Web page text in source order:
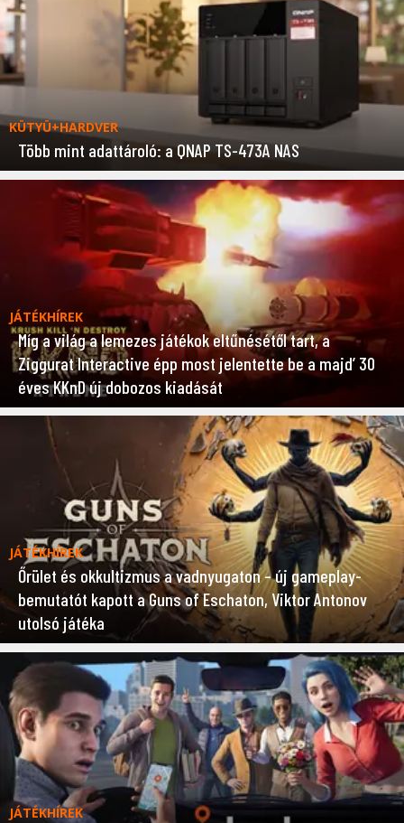
KÜTYÜ+HARDVER
Több mint adattároló: a QNAP TS-473A NAS
JÁTÉKHÍREK
Míg a világ a lemezes játékok eltűnésétől tart, a
Ziggurat Interactive épp most jelentette be a majd’ 30
éves KKnD új dobozos kiadását
JÁTÉKHÍREK
Őrület és okkultizmus a vadnyugaton – új gameplay-
bemutatót kapott a Guns of Eschaton, Viktor Antonov
utolsó játéka
JÁTÉKHÍREK